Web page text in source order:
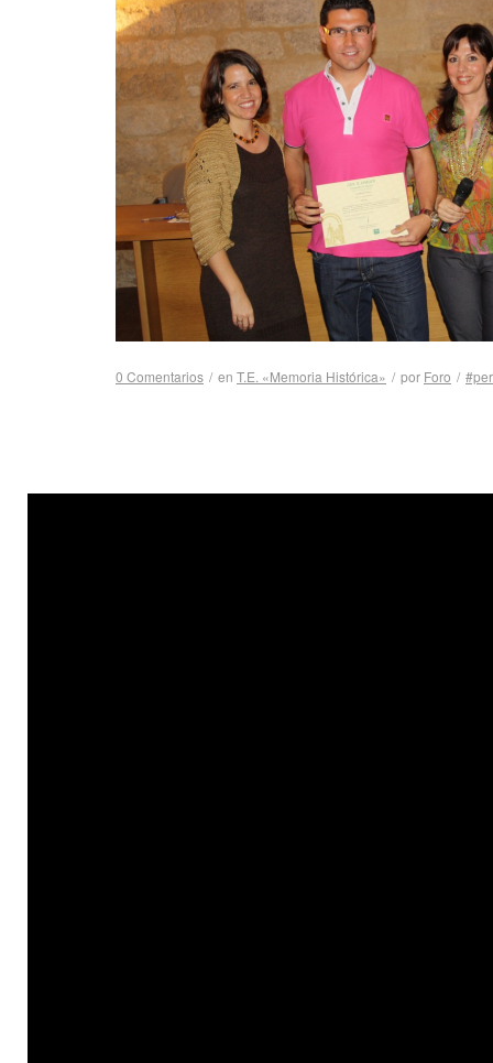
0 Comentarios / en T.E. «Memoria Histórica» / por Foro /